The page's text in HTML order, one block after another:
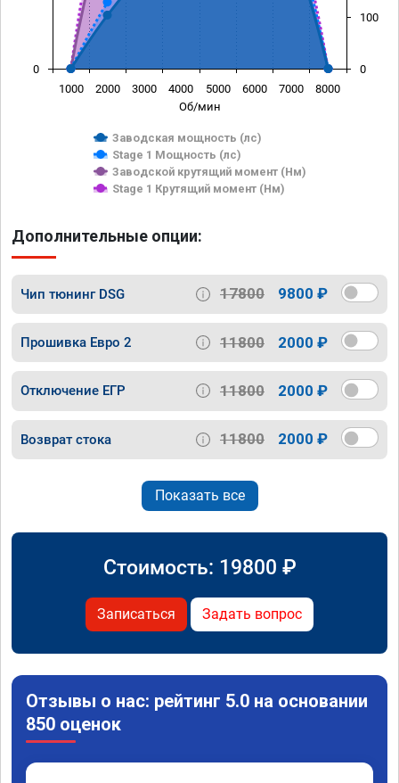
Об/мин
Заводская мощность (лс)
Stage 1 Мощность (лс)
Заводской крутящий момент (Нм)
Stage 1 Крутящий момент (Нм)
1000 2000 3000 4000 5000 6000 7000 8000
0 0
100
Дополнительные опции:
Чип тюнинг DSG 17800 9800 ₽
Прошивка Евро 2 11800 2000 ₽
Отключение ЕГР 11800 2000 ₽
Возврат стока 11800 2000 ₽
Показать все
Стоимость: 19800 ₽
Записаться Задать вопрос
Отзывы о нас: рейтинг 5.0 на основании
850 оценок